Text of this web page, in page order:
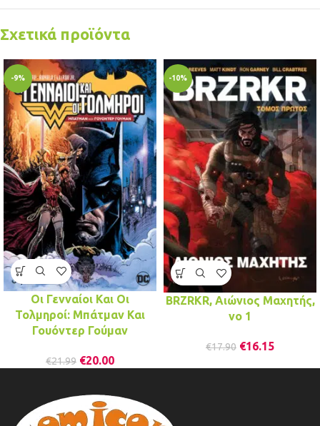
Σχετικά προϊόντα
-9%
Οι Γενναίοι Και Οι
Τολμηροί: Μπάτμαν Και
Γουόντερ Γούμαν
€21.99 €20.00
-10%
BRZRKR, Αιώνιος Μαχητής,
νο 1
€17.90 €16.15